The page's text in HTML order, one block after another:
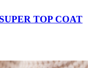
TOP COAT